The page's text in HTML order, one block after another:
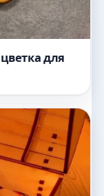
для